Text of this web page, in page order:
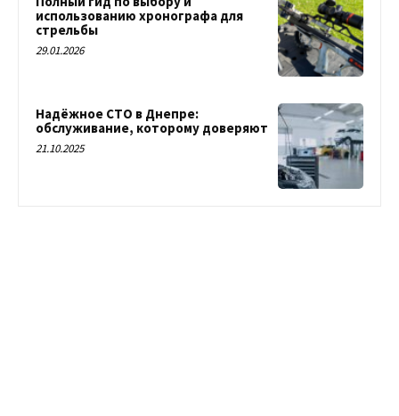
использованию хронографа для
стрельбы
29.01.2026
Надёжное СТО в Днепре:
обслуживание, которому доверяют
21.10.2025